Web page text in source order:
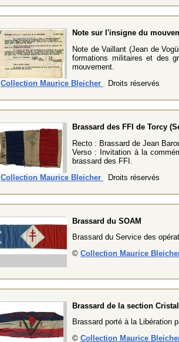
Note sur l'insigne du
Note de Vaillant (Jean de
formations militaires et des
mouvement.
Collection Maurice Bleicher Droits réservés
Brassard des FFI de Torcy
Recto : Brassard de Jean
Verso : Invitation à la
brassard des FFI.
Collection Maurice Bleicher Droits réservés
Brassard du SOAM
Brassard du Service des
© Collection Maurice
Brassard de la section
Brassard porté à la Libération
© Collection Maurice